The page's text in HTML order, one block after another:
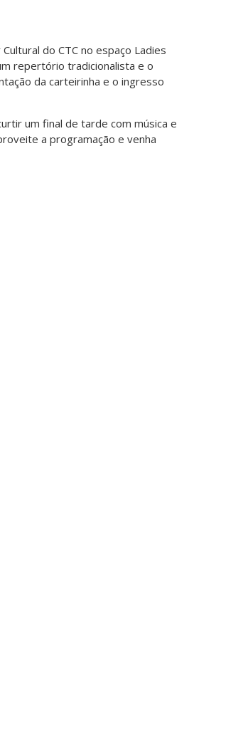
do CTC no espaço Ladies
repertório tradicionalista e o
da carteirinha e o ingresso
um final de tarde com música e
a programação e venha